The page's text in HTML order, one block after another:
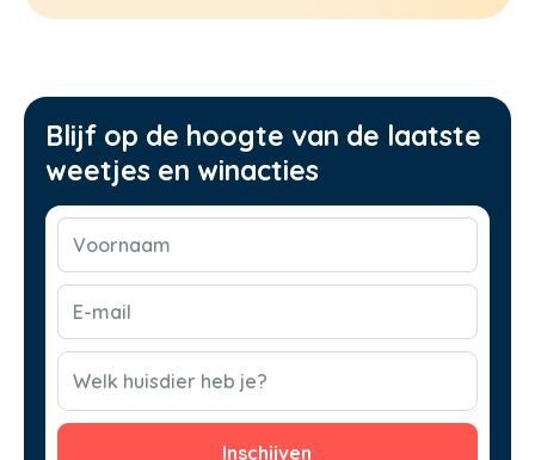
Blijf op de hoogte van de laatste
weetjes en winacties
mail
(Vereist)
CAPTCHA
Welk huisdier heb je?